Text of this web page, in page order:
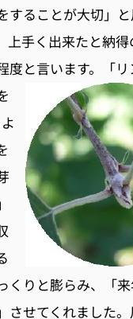
することが大切」
上手く出来たと納
と言います。
「
くりと膨らみ、「
させてくれました